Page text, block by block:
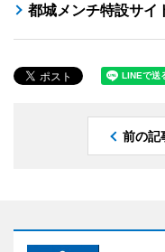
都城メンチ特設サイ
前の記